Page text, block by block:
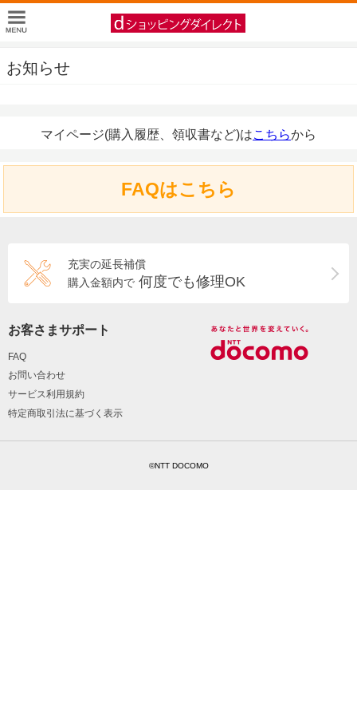
お知らせ
マイページ(購入履歴、領収書など)はこちらから
FAQはこちら
充実の延長補償
購入金額内で 何度でも修理OK
お客さまサポート
FAQ
お問い合わせ
サービス利用規約
特定商取引法に基づく表示
©NTT DOCOMO